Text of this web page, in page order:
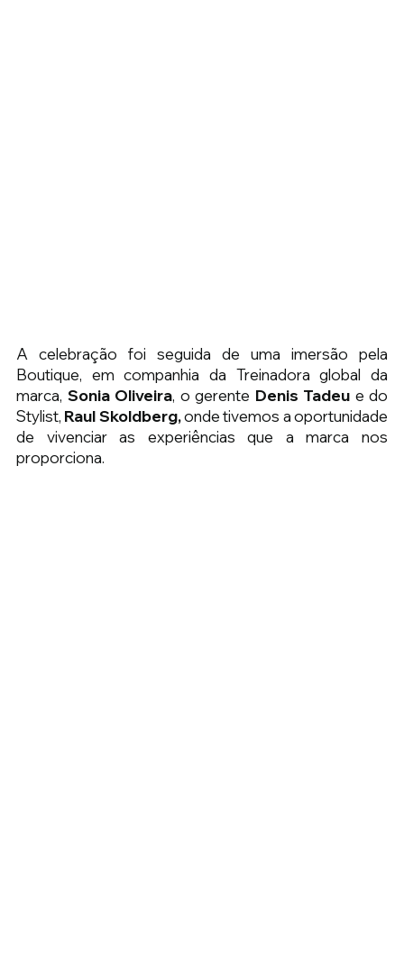
A celebração foi seguida de uma imersão pela
Boutique, em companhia da Treinadora global da
marca, Sonia Oliveira, o gerente Denis Tadeu e do
Stylist, Raul Skoldberg, onde tivemos a oportunidade
de vivenciar as experiências que a marca nos
proporciona.